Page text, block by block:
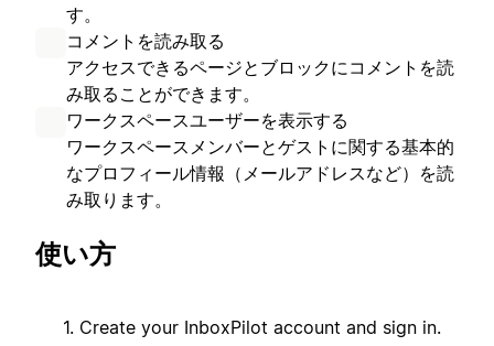
す。
コメントを読み取る
アクセスできるページとブロックにコメントを読
み取ることができます。
ワークスペースユーザーを表示する
ワークスペースメンバーとゲストに関する基本的
なプロフィール情報（メールアドレスなど）を読
み取ります。
使い方
Create your InboxPilot account and sign in.